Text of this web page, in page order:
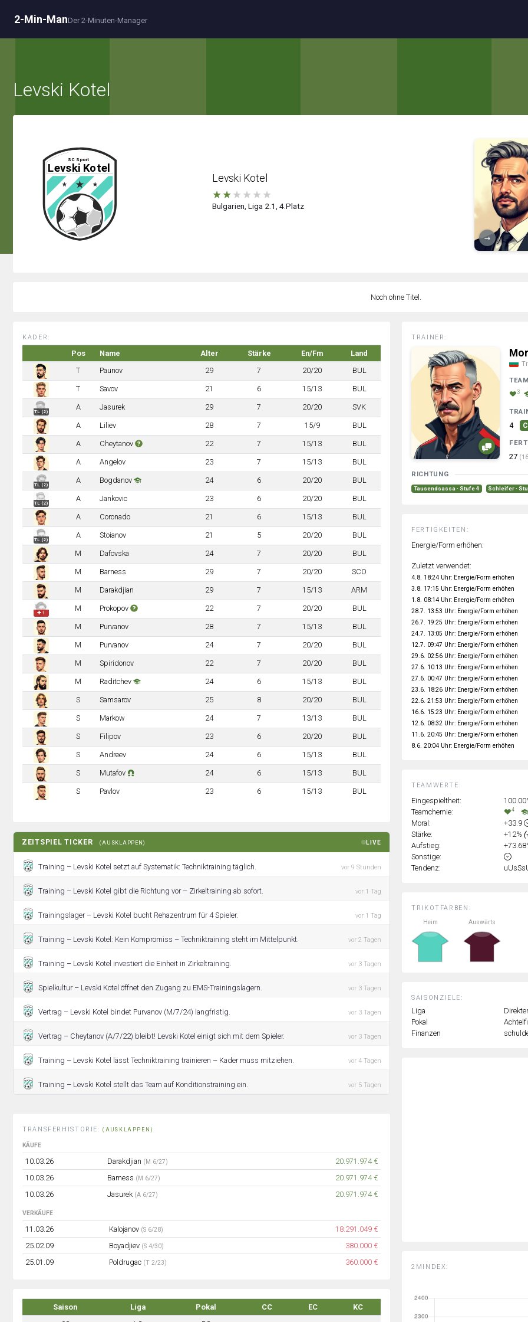
2-Min-ManDer 2-Minuten-Manager
Levski Kotel
Levski Kotel
★★★ ★ ★ ★
Bulgarien, Liga 2.1, 4.Platz
→
Noch ohne Titel.
KADER:
Pos Name Alter Stärke En/Fm
Land
T
Paunov 29 7 20/20 BUL
T Savov 21 6 15/13 BUL
TL (2)
A Jasurek 29 7 20/20 SVK
A Liliev 28 7 15/9 BUL
A Cheytanov 22 7 15/13 BUL
A Angelov 23 7 15/13 BUL
TL (2)
A Bogdanov 24 6 20/20 BUL
TL (2)
A Jankovic 23 6 20/20 BUL
A Coronado 21 6 15/13 BUL
TL (2)
A Stoianov 21 5 20/20 BUL
M Dafovska 24 7 20/20 BUL
M Barness 29 7 20/20 SCO
M Darakdjian 29 7 15/13 ARM
✚ 1
M Prokopov 22 7 20/20 BUL
M Purvanov 28 7 15/13 BUL
M Purvanov 24 7 20/20 BUL
M Spiridonov 22 7 20/20 BUL
M Raditchev 24 6 15/13 BUL
S Samsarov 25 8 20/20 BUL
S Markow 24 7 13/13 BUL
S Filipov 23 6 20/20 BUL
S Andreev 24 6 15/13 BUL
S Mutafov 24 6 15/13 BUL
S Pavlov 23 6 15/13 BUL
ZEITSPIEL TICKER (AUSKLAPPEN) LIVE
Training – Levski Kotel setzt auf Systematik: Techniktraining täglich. vor 9 Stunden
Training – Levski Kotel gibt die Richtung vor – Zirkeltraining ab sofort. vor 1 Tag
Trainingslager – Levski Kotel bucht Rehazentrum für 4 Spieler. vor 1 Tag
Training – Levski Kotel: Kein Kompromiss – Techniktraining steht im Mittelpunkt. vor 2 Tagen
Training – Levski Kotel investiert die Einheit in Zirkeltraining. vor 3 Tagen
Spielkultur – Levski Kotel öffnet den Zugang zu EMS-Trainingslagern. vor 3 Tagen
Vertrag – Levski Kotel bindet Purvanov (M/7/24) langfristig. vor 3 Tagen
Vertrag – Cheytanov (A/7/22) bleibt! Levski Kotel einigt sich mit dem Spieler. vor 3 Tagen
Training – Levski Kotel lässt Techniktraining trainieren – Kader muss mitziehen. vor 4 Tagen
Training – Levski Kotel stellt das Team auf Konditionstraining ein. vor 5 Tagen
TRANSFERHISTORIE:(AUSKLAPPEN)
KÄUFE
10.03.26 Darakdjian (M 6/27)
20.971.974 €
10.03.26
Barness (M 6/27)
20.971.974 €
10.03.26
Jasurek (A 6/27) 20.971.974 €
VERKÄUFE
11.03.26 Kalojanov (S 6/28)
18.291.049 €
25.02.09
Boyadjiev (S 4/30)
380.000 €
25.01.09
Poldrugac (T 2/23) 360.000 €
Saison Liga Pokal CC EC
KC
TRIKOTFARBEN:
Heim
Auswärts
SAISONZIELE:
Liga
Pokal
Finanzen
2MINDEX:
TEAMWERTE:
Eingespieltheit:
Teamchemie:
4
Moral:
+33.9
Stärke:
+12%
Aufstieg:
Sonstige:
Tendenz:
TRAINER:
3
4
27
RICHTUNG
Tausendsassa · Stufe 4 Schleifer ·
FERTIGKEITEN:
Energie/Form erhöhen:
Zuletzt verwendet:
4.8. 18:24 Uhr: Energie/Form erhöhen
3.8. 17:15 Uhr: Energie/Form erhöhen
1.8. 08:14 Uhr: Energie/Form erhöhen
28.7. 13:53 Uhr: Energie/Form erhöhen
26.7. 19:25 Uhr: Energie/Form erhöhen
24.7. 13:05 Uhr: Energie/Form erhöhen
12.7. 09:47 Uhr: Energie/Form erhöhen
29.6. 02:56 Uhr: Energie/Form erhöhen
27.6. 10:13 Uhr: Energie/Form erhöhen
27.6. 00:47 Uhr: Energie/Form erhöhen
23.6. 18:26 Uhr: Energie/Form erhöhen
22.6. 21:53 Uhr: Energie/Form erhöhen
16.6. 15:23 Uhr: Energie/Form erhöhen
12.6. 08:32 Uhr: Energie/Form erhöhen
11.6. 20:45 Uhr: Energie/Form erhöhen
8.6. 20:04 Uhr: Energie/Form erhöhen